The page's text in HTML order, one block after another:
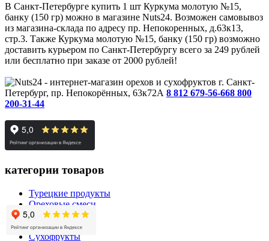
В Санкт-Петербурге купить 1 шт Куркума молотую №15,
банку (150 гр) можно в магазине Nuts24. Возможен самовывоз
из магазина-склада по адресу пр. Непокоренных, д.63к13,
стр.3. Также Куркума молотую №15, банку (150 гр) возможно
доставить курьером по Санкт-Петербургу всего за 249 рублей
или бесплатно при заказе от 2000 рублей!
г. Санкт-
Петербург, пр. Непокорённых, 63к72А 8 812 679-56-668 800
200-31-44
категории товаров
Турецкие продукты
Ореховые смеси
Мёд
Орехи
Сухофрукты